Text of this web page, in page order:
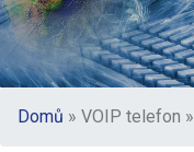
Domů » VOIP telefon